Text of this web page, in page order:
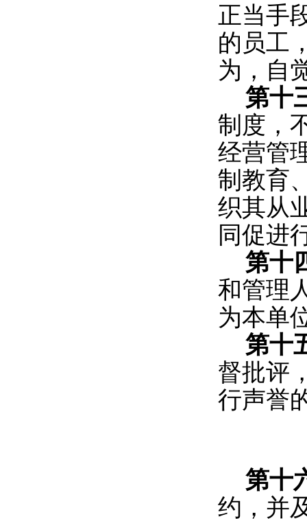
正当手
的员工
为，自
第十
制度，
经营管
制教育
织其从
同促进
第十
和管理
为本单
第十
督批评
行声誉
第十
约，并